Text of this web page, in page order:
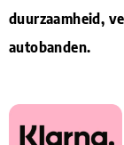
duurzaamheid,
autobanden.